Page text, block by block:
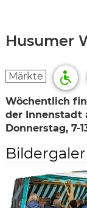
Husumer
Märkte
Wöchentlich
der Innenstadt
Donnerstag, 7-